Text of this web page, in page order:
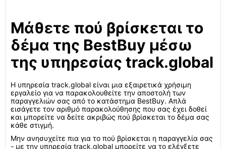
Μάθετε πού βρίσκεται το
δέμα της BestBuy μέσω
της υπηρεσίας track.global
Η υπηρεσία track.global είναι μια εξαιρετικά χρήσιμη
εργαλείο για να παρακολουθείτε την αποστολή των
παραγγελιών σας από το κατάστημα BestBuy. Απλά
εισάγετε τον αριθμό παρακολούθησης που σας έχει δοθεί
και μπορείτε να δείτε ακριβώς πού βρίσκεται το δέμα σας
κάθε στιγμή.
Μην ανησυχείτε πια για το πού βρίσκεται η παραγγελία σας
- με την υπηρεσία track.global μπορείτε να το ελέγξετε